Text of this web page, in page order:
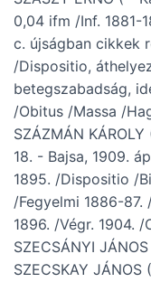
0,04 ifm /Inf. 1881-
c. újságban cikkek
/Dispositio,
betegszabadság,
/Obitus /Massa /
SZÁZMÁN
18. - Bajsa, 1909.
1895. /Dispositio /
/Fegyelmi 1886-
1896. /Végr. 1904. /
SZECSÁNYI
SZECSKAY